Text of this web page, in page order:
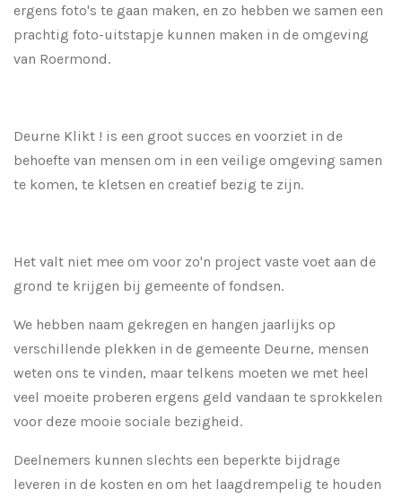
ergens foto's te gaan maken, en zo hebben we samen een
prachtig foto-uitstapje kunnen maken in de omgeving
van Roermond.
Deurne Klikt ! is een groot succes en voorziet in de
behoefte van mensen om in een veilige omgeving samen
te komen, te kletsen en creatief bezig te zijn.
Het valt niet mee om voor zo'n project vaste voet aan de
grond te krijgen bij gemeente of fondsen.
We hebben naam gekregen en hangen jaarlijks op
verschillende plekken in de gemeente Deurne, mensen
weten ons te vinden, maar telkens moeten we met heel
veel moeite proberen ergens geld vandaan te sprokkelen
voor deze mooie sociale bezigheid.
Deelnemers kunnen slechts een beperkte bijdrage
leveren in de kosten en om het laagdrempelig te houden